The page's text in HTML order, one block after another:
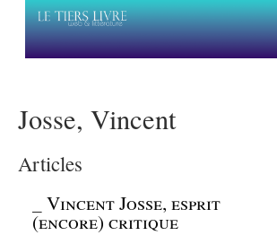
Josse, Vincent
Articles
_Vincent Josse, esprit
(encore) critique